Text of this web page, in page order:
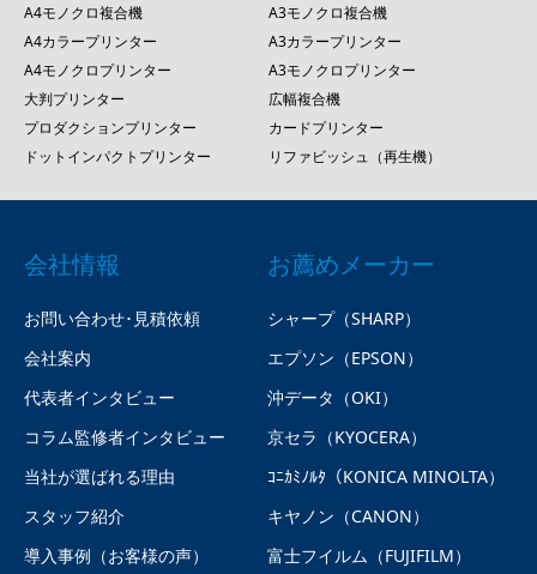
A4モノクロ複合機
A3モノクロ複合機
A4カラープリンター
A3カラープリンター
A4モノクロプリンター
A3モノクロプリンター
大判プリンター
広幅複合機
プロダクションプリンター
カードプリンター
ドットインパクトプリンター
リファビッシュ（再生機）
会社情報
お問い合わせ･見積依頼
会社案内
代表者インタビュー
コラム監修者インタビュー
当社が選ばれる理由
スタッフ紹介
導入事例（お客様の声）
お薦めメーカー
シャープ（SHARP）
エプソン（EPSON）
沖データ（OKI）
京セラ（KYOCERA）
ｺﾆｶﾐﾉﾙﾀ（KONICA MINOLTA）
キヤノン（CANON）
富士フイルム（FUJIFILM）